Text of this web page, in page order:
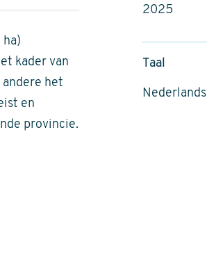
ha)
kader van
andere het
en
provincie.
2025
Taal
Nederlands